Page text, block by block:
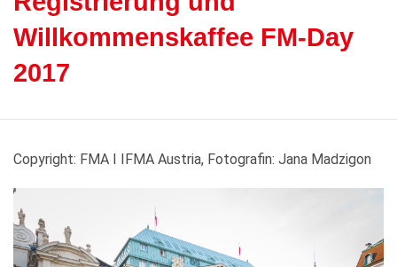
Willkommenskaffee FM-Day
2017
Copyright: FMA I IFMA Austria, Fotografin: Jana Madzigon